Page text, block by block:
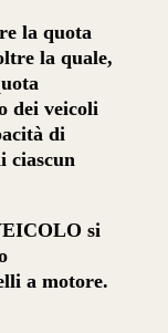
la quota
la quale,
dei veicoli
di
ciascun
si
a motore.